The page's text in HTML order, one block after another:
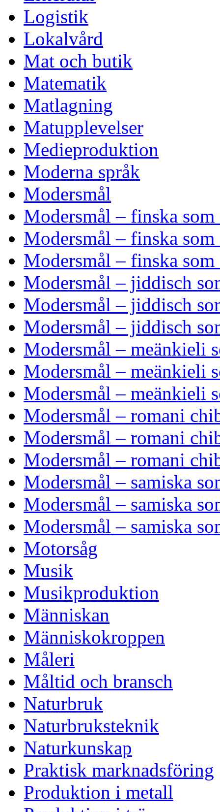
Logistik
Lokalvård
Mat och butik
Matematik
Matlagning
Matupplevelser
Medieproduktion
Moderna språk
Modersmål
Modersmål – finska
Modersmål – finska
Modersmål – finska som
Modersmål – jiddisch
Modersmål – jiddisch
Modersmål – jiddisch
Modersmål – meänkieli
Modersmål – meänkieli
Modersmål – meänkieli
Modersmål – romani
Modersmål – romani
Modersmål – romani
Modersmål – samiska
Modersmål – samiska
Modersmål – samiska
Motorsåg
Musik
Musikproduktion
Människan
Människokroppen
Måleri
Måltid och bransch
Naturbruk
Naturbruksteknik
Naturkunskap
Praktisk marknadsföring
Produktion i metall